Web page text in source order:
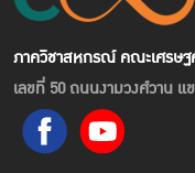
ภาควิชาสหกรณ์ คณะเศรษ
เลขที่ 50 ถนนงามวงศ์วาน แ